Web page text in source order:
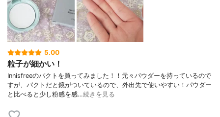
5.00
粒子が細かい！
Innisfreeのパクトを買ってみました！！元々パウダーを持っているので
すが、パクトだと鏡がついているので、外出先で使いやすい！パウダー
と比べると少し粉感を感…続きを見る